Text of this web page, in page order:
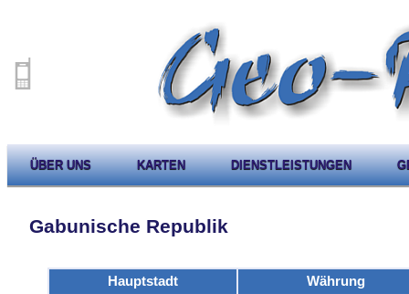
ÜBER UNS KARTEN DIENSTLEISTUNGEN
Gabunische Republik
Hauptstadt
Währung